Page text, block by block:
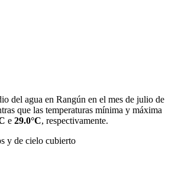
del agua en Rangún en el mes de julio de
que las temperaturas mínima y máxima
e 29.0°C, respectivamente.
y de cielo cubierto